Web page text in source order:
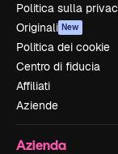
Politica sulla
Originali New
Politica dei cookie
Centro di fiducia
Affiliati
Aziende
Azienda